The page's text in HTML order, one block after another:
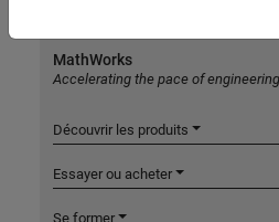
MathWorks
Accelerating the pace of
Découvrir les produits
Essayer ou acheter
Se former